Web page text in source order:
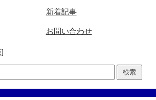
新着記事
お問い合わせ